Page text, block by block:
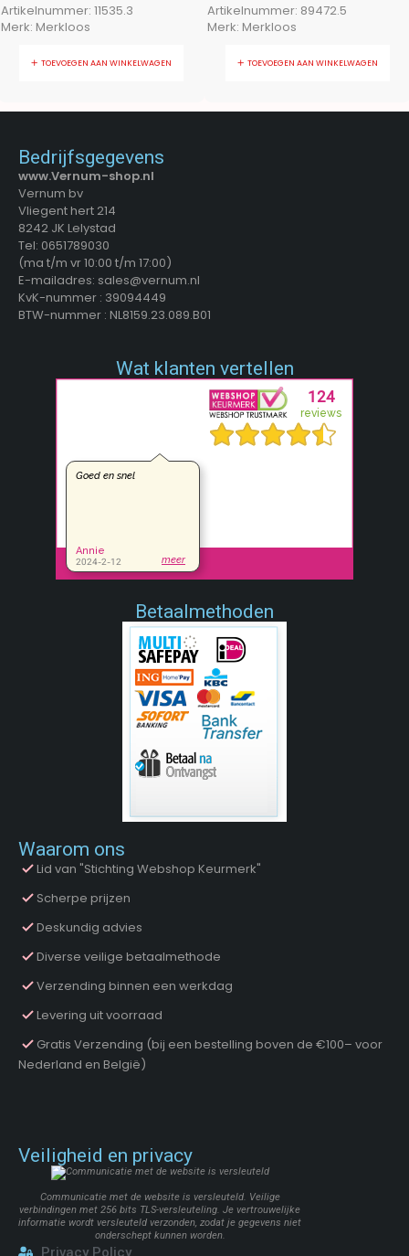
Artikelnummer:11535.3
Merk: Merkloos
TOEVOEGEN AAN WINKELWAGEN
Artikelnummer: 89472.5
Merk: Merkloos
TOEVOEGEN AAN WINKELWAGEN
Bedrijfsgegevens
www.Vernum-shop.nl
Vernum bv
Vliegent hert 214
8242 JK Lelystad
Tel: 0651789030
(ma t/m vr 10:00 t/m 17:00)
E-mailadres: sales@vernum.nl
KvK-nummer : 39094449
BTW-nummer : NL8159.23.089.B01
Wat klanten vertellen
Betaalmethoden
Waarom ons
Lid van "Stichting Webshop Keurmerk"
Scherpe prijzen
Deskundig advies
Diverse veilige betaalmethode
Verzending binnen een werkdag
Levering uit voorraad
Gratis Verzending (bij een bestelling boven de €100– voor
Nederland en België)
Veiligheid en privacy
Communicatie met de website is versleuteld. Veilige
verbindingen met 256 bits TLS-versleuteling. Je vertrouwelijke
informatie wordt versleuteld verzonden, zodat je gegevens niet
onderschept kunnen worden.
Privacy Policy